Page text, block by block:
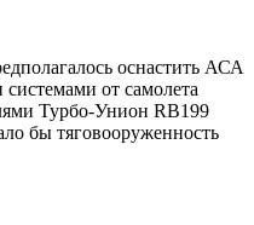
оснастить АСА
от самолета
Турбо-Унион RB199
бы тяговооруженность